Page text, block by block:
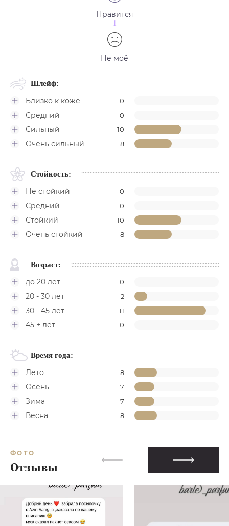
Нравится
1
Не моё
Шлейф:
Близко к коже 0
Средний 0
Сильный 10
Очень сильный 8
Стойкость:
Не стойкий 0
Средний 0
Стойкий 10
Очень стойкий 8
Возраст:
до 20 лет 0
20 - 30 лет 2
30 - 45 лет 11
45 + лет 0
Время года:
Лето 8
Осень 7
Зима 7
Весна 8
ФОТО
Отзывы